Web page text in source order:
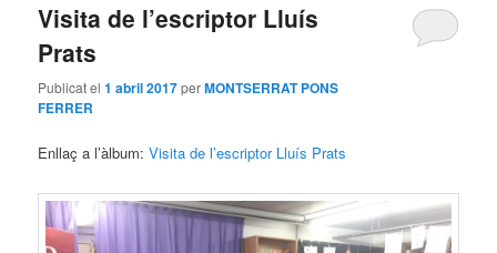
Visita de l’escriptor Lluís
Prats
Publicat el1 abril 2017perMONTSERRAT PONS
FERRER
Enllaç a l’àlbum:Visita de l’escriptor Lluís Prats